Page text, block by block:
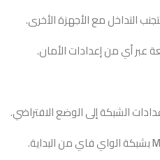
التداخل مع الأجهزة الأخرى.
عبر أي من إعدادات الأمان.
الشبكة إلى الوضع الافتراضي.
بشبكة الواي فاي من البداية.